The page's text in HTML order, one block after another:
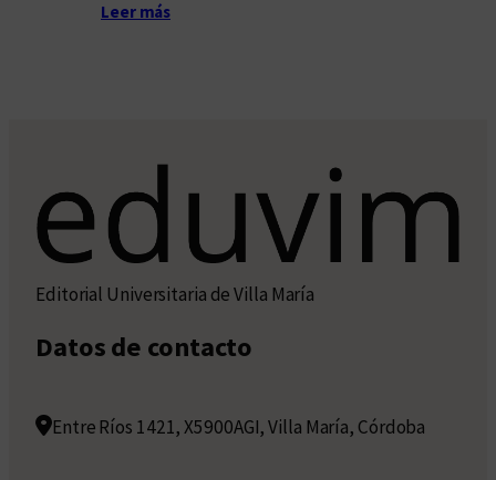
Leer más
Editorial Universitaria de Villa María
Datos de contacto
Entre Ríos 1421, X5900AGI, Villa María, Córdoba